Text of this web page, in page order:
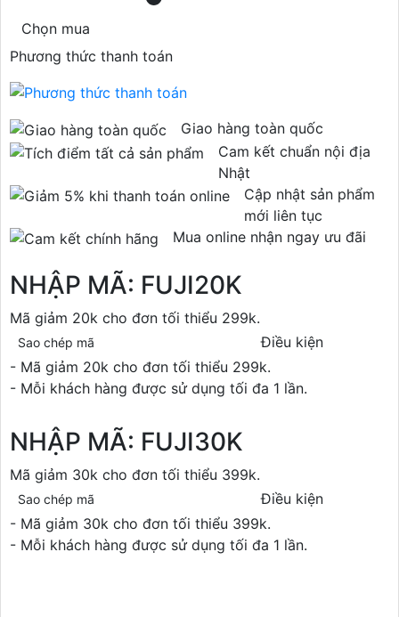
Chọn mua
Phương thức thanh toán
Giao hàng toàn quốc
Cam kết chuẩn nội địa
Nhật
Cập nhật sản phẩm
mới liên tục
Mua online nhận ngay ưu đãi
NHẬP MÃ: FUJI20K
Mã giảm 20k cho đơn tối thiểu 299k.
Sao chép mã
Điều kiện
- Mã giảm 20k cho đơn tối thiểu 299k.
- Mỗi khách hàng được sử dụng tối đa 1 lần.
NHẬP MÃ: FUJI30K
Mã giảm 30k cho đơn tối thiểu 399k.
Sao chép mã
Điều kiện
- Mã giảm 30k cho đơn tối thiểu 399k.
- Mỗi khách hàng được sử dụng tối đa 1 lần.